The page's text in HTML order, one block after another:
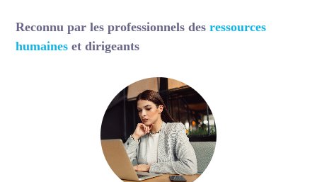
Reconnu par les professionnels desressources
humaines et dirigeants